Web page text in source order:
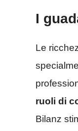
I
Le
ruoli di
Bilanz